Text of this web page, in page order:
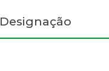
Designação